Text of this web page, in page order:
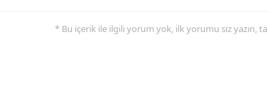
* Bu içerik ile ilgili yorum yok, ilk yorumu siz yazın,